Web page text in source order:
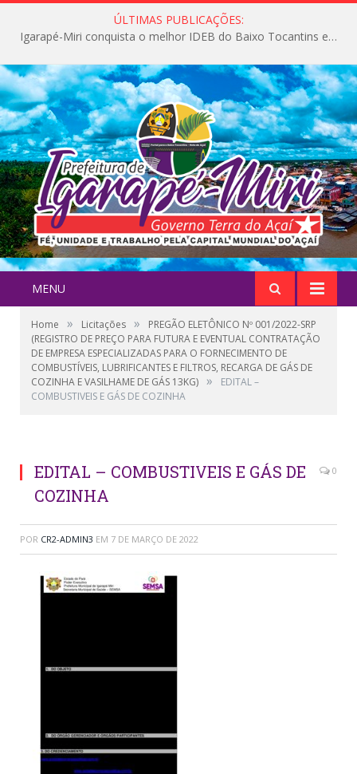
ÚLTIMAS PUBLICAÇÕES:
Igarapé-Miri conquista o melhor IDEB do Baixo Tocantins e avança na qualidade da educação pública
MENU
Home » Licitações »
PREGÃO ELETÔNICO Nº 001/2022-SRP
(REGISTRO DE PREÇO PARA FUTURA E EVENTUAL CONTRATAÇÃO
DE EMPRESA ESPECIALIZADAS PARA O FORNECIMENTO DE
COMBUSTÍVEIS, LUBRIFICANTES E FILTROS, RECARGA DE GÁS DE
COZINHA E VASILHAME DE GÁS 13KG) »
EDITAL –
COMBUSTIVEIS E GÁS DE COZINHA
EDITAL – COMBUSTIVEIS E GÁS DE
COZINHA
0
POR CR2-ADMIN3 EM 7 DE MARÇO DE 2022